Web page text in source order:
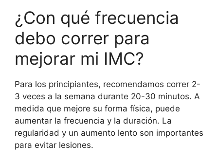
¿Con qué frecuencia
debo correr para
mejorar mi IMC?
Para los principiantes, recomendamos correr 2-
3 veces a la semana durante 20-30 minutos. A
medida que mejore su forma física, puede
aumentar la frecuencia y la duración. La
regularidad y un aumento lento son importantes
para evitar lesiones.